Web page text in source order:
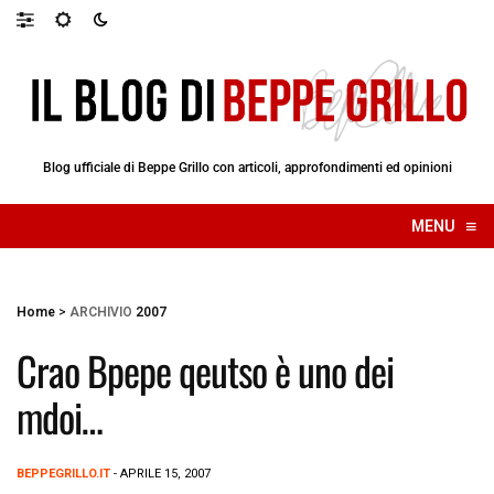
Blog ufficiale di Beppe Grillo con articoli, approfondimenti ed opinioni
MENU ≡
☰
Home > ARCHIVIO 2007
Crao Bpepe qeutso è uno dei
mdoi…
BEPPEGRILLO.IT - APRILE 15, 2007